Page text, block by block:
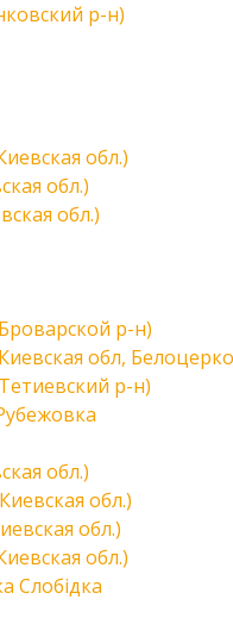
р-н)
обл.)
обл.)
обл.)
р-н)
обл,
р-н)
обл.)
обл.)
обл.)
обл.)
Слобідка